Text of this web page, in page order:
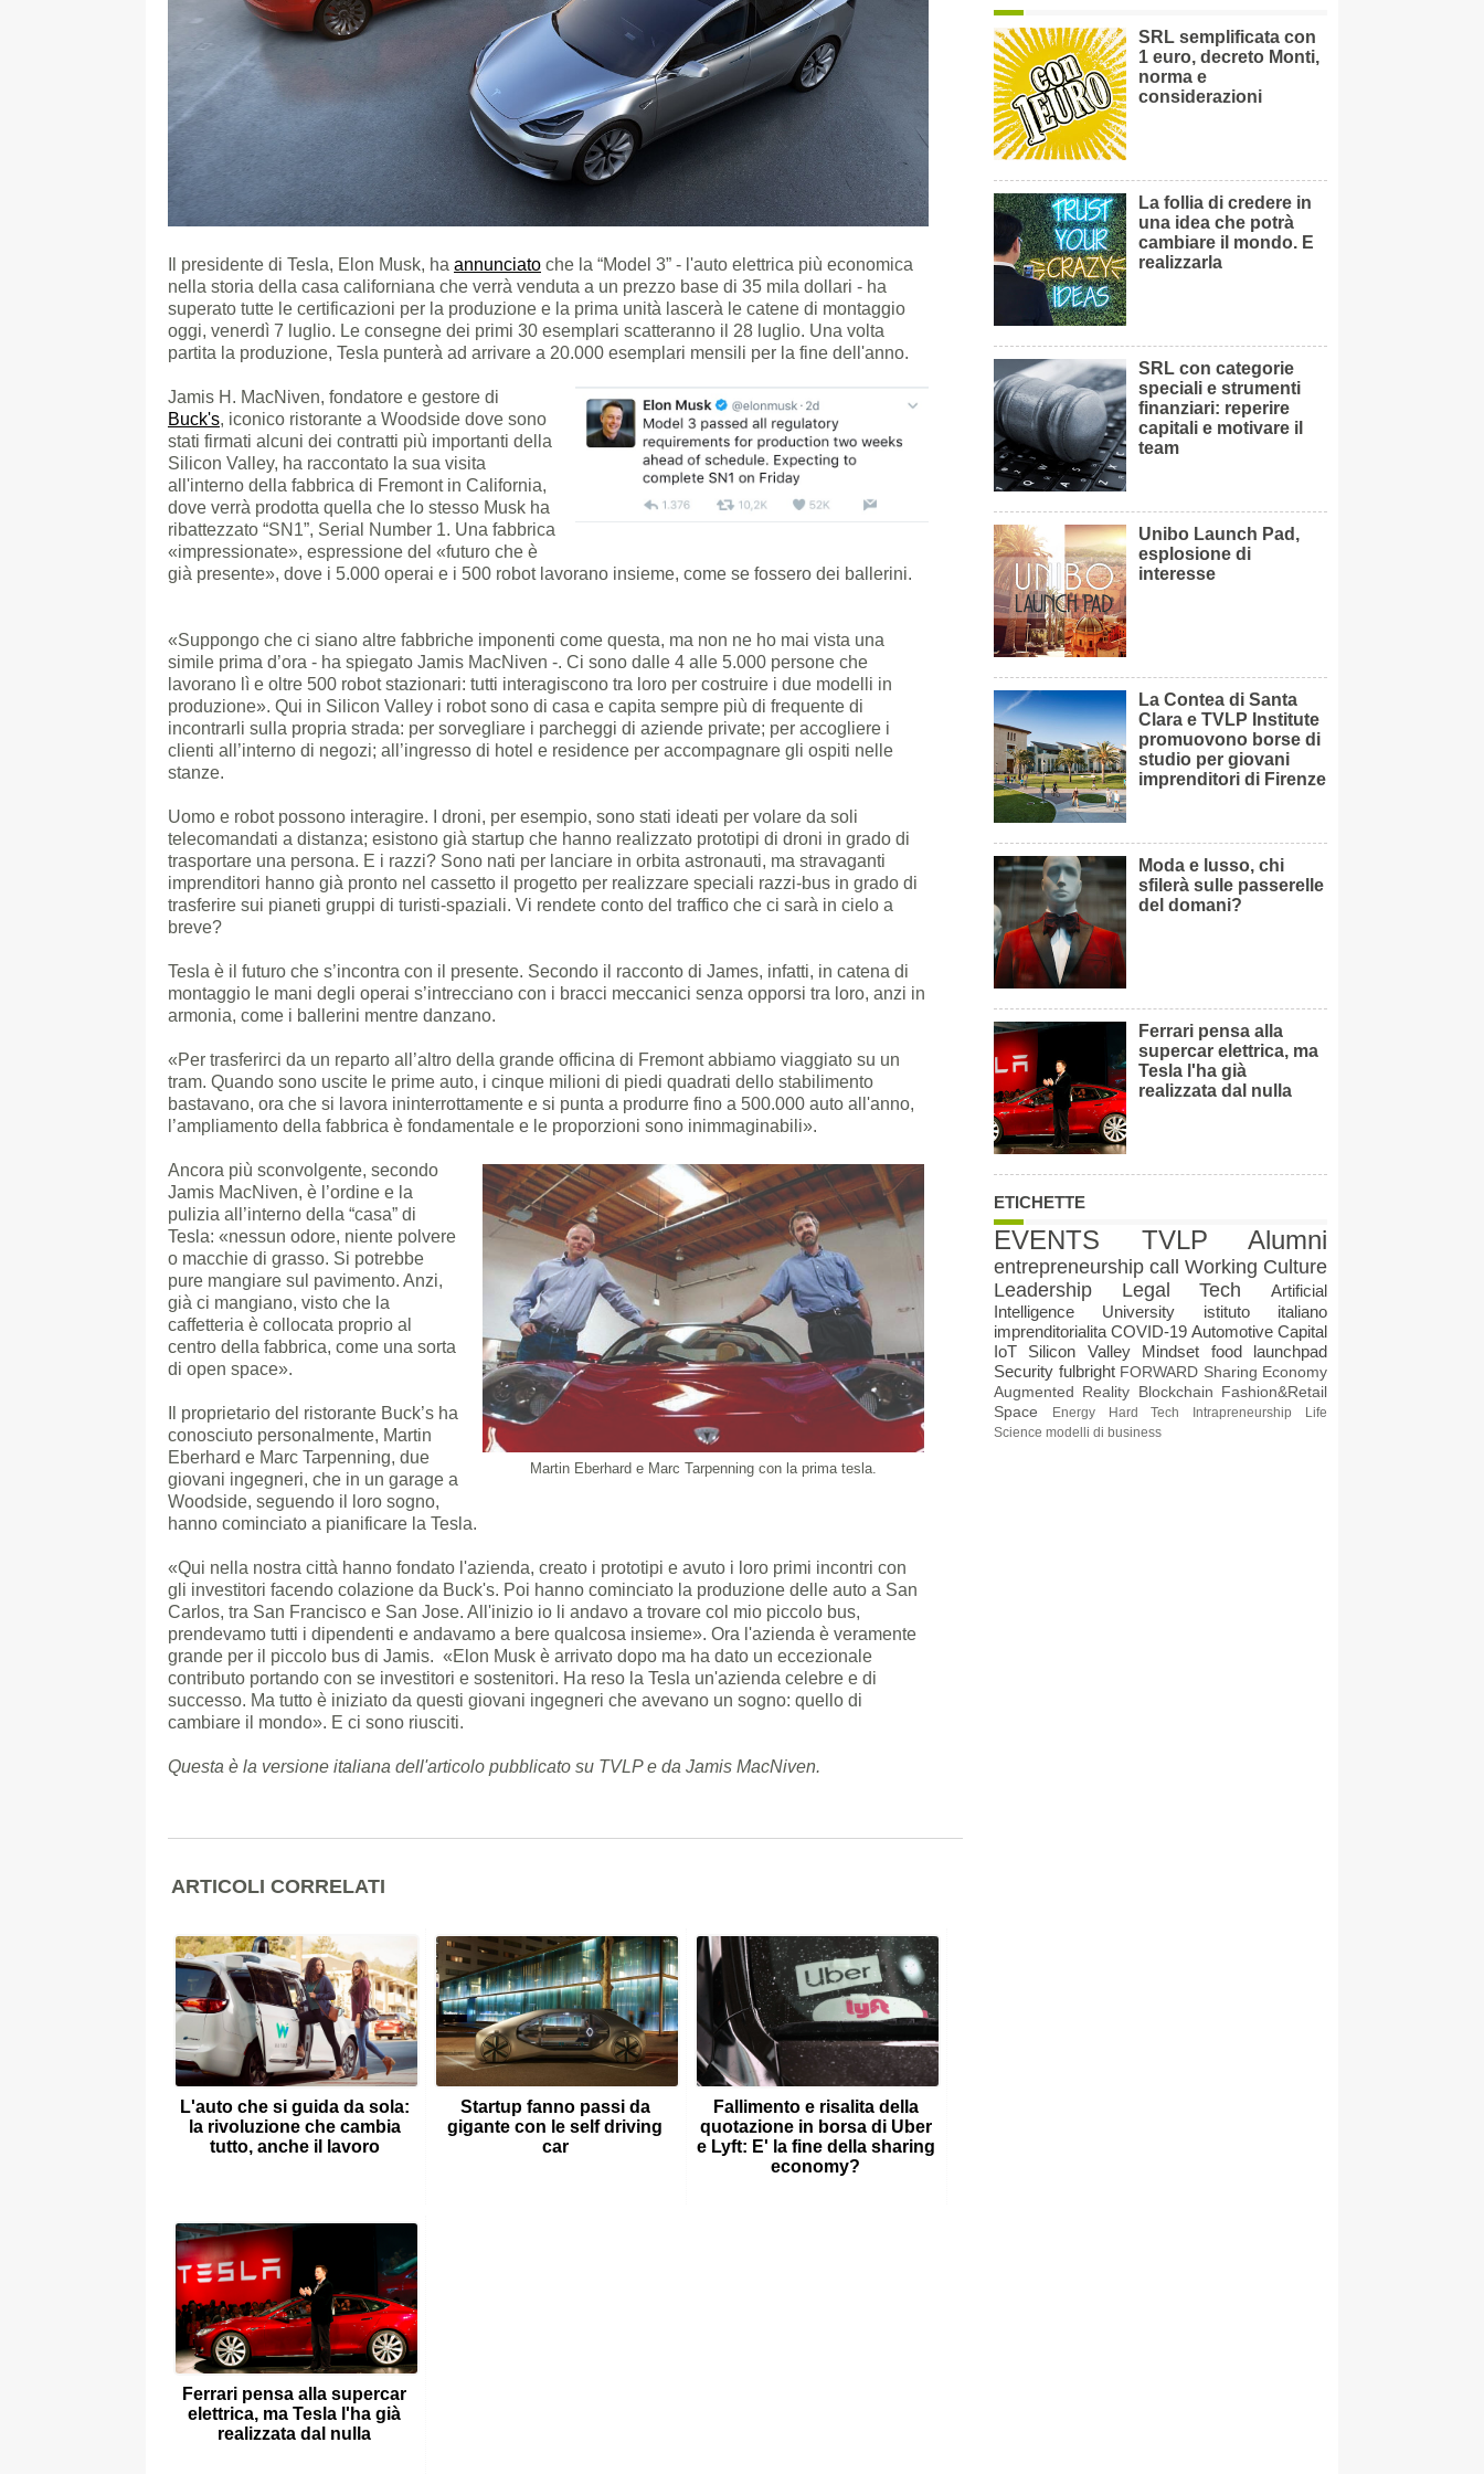
Il presidente di Tesla, Elon Musk, ha annunciato che la “Model 3” - l'auto elettrica più economica
nella storia della casa californiana che verrà venduta a un prezzo base di 35 mila dollari - ha
superato tutte le certificazioni per la produzione e la prima unità lascerà le catene di montaggio
oggi, venerdì 7 luglio. Le consegne dei primi 30 esemplari scatteranno il 28 luglio. Una volta
partita la produzione, Tesla punterà ad arrivare a 20.000 esemplari mensili per la fine dell'anno.
Jamis H. MacNiven, fondatore e gestore di
Buck's, iconico ristorante a Woodside dove sono
stati firmati alcuni dei contratti più importanti della
Silicon Valley, ha raccontato la sua visita
all'interno della fabbrica di Fremont in California,
dove verrà prodotta quella che lo stesso Musk ha
ribattezzato “SN1”, Serial Number 1. Una fabbrica
«impressionate», espressione del «futuro che è
già presente», dove i 5.000 operai e i 500 robot lavorano insieme, come se fossero dei ballerini.
«Suppongo che ci siano altre fabbriche imponenti come questa, ma non ne ho mai vista una
simile prima d’ora - ha spiegato Jamis MacNiven -. Ci sono dalle 4 alle 5.000 persone che
lavorano lì e oltre 500 robot stazionari: tutti interagiscono tra loro per costruire i due modelli in
produzione». Qui in Silicon Valley i robot sono di casa e capita sempre più di frequente di
incontrarli sulla propria strada: per sorvegliare i parcheggi di aziende private; per accogliere i
clienti all’interno di negozi; all’ingresso di hotel e residence per accompagnare gli ospiti nelle
stanze.
Uomo e robot possono interagire. I droni, per esempio, sono stati ideati per volare da soli
telecomandati a distanza; esistono già startup che hanno realizzato prototipi di droni in grado di
trasportare una persona. E i razzi? Sono nati per lanciare in orbita astronauti, ma stravaganti
imprenditori hanno già pronto nel cassetto il progetto per realizzare speciali razzi-bus in grado di
trasferire sui pianeti gruppi di turisti-spaziali. Vi rendete conto del traffico che ci sarà in cielo a
breve?
Tesla è il futuro che s’incontra con il presente. Secondo il racconto di James, infatti, in catena di
montaggio le mani degli operai s’intrecciano con i bracci meccanici senza opporsi tra loro, anzi in
armonia, come i ballerini mentre danzano.
«Per trasferirci da un reparto all’altro della grande officina di Fremont abbiamo viaggiato su un
tram. Quando sono uscite le prime auto, i cinque milioni di piedi quadrati dello stabilimento
bastavano, ora che si lavora ininterrottamente e si punta a produrre fino a 500.000 auto all'anno,
l’ampliamento della fabbrica è fondamentale e le proporzioni sono inimmaginabili».
Martin Eberhard e Marc Tarpenning con la prima tesla.
Ancora più sconvolgente, secondo
Jamis MacNiven, è l’ordine e la
pulizia all’interno della “casa” di
Tesla: «nessun odore, niente polvere
o macchie di grasso. Si potrebbe
pure mangiare sul pavimento. Anzi,
già ci mangiano, visto che la
caffetteria è collocata proprio al
centro della fabbrica, come una sorta
di open space».
Il proprietario del ristorante Buck’s ha
conosciuto personalmente, Martin
Eberhard e Marc Tarpenning, due
giovani ingegneri, che in un garage a
Woodside, seguendo il loro sogno,
hanno cominciato a pianificare la Tesla.
«Qui nella nostra città hanno fondato l'azienda, creato i prototipi e avuto i loro primi incontri con
gli investitori facendo colazione da Buck's. Poi hanno cominciato la produzione delle auto a San
Carlos, tra San Francisco e San Jose. All'inizio io li andavo a trovare col mio piccolo bus,
prendevamo tutti i dipendenti e andavamo a bere qualcosa insieme». Ora l'azienda è veramente
grande per il piccolo bus di Jamis. «Elon Musk è arrivato dopo ma ha dato un eccezionale
contributo portando con se investitori e sostenitori. Ha reso la Tesla un'azienda celebre e di
successo. Ma tutto è iniziato da questi giovani ingegneri che avevano un sogno: quello di
cambiare il mondo». E ci sono riusciti.
Questa è la versione italiana dell'articolo pubblicato su TVLP e da Jamis MacNiven.
ARTICOLI CORRELATI
L'auto che si guida da sola:
la rivoluzione che cambia
tutto, anche il lavoro
Startup fanno passi da
gigante con le self driving
car
Fallimento e risalita della
quotazione in borsa di Uber
e Lyft: E' la fine della sharing
economy?
Ferrari pensa alla supercar
elettrica, ma Tesla l'ha già
realizzata dal nulla
SRL semplificata con
1 euro, decreto Monti,
norma e
considerazioni
La follia di credere in
una idea che potrà
cambiare il mondo. E
realizzarla
SRL con categorie
speciali e strumenti
finanziari: reperire
capitali e motivare il
team
Unibo Launch Pad,
esplosione di
interesse
La Contea di Santa
Clara e TVLP Institute
promuovono borse di
studio per giovani
imprenditori di Firenze
Moda e lusso, chi
sfilerà sulle passerelle
del domani?
Ferrari pensa alla
supercar elettrica, ma
Tesla l'ha già
realizzata dal nulla
ETICHETTE
EVENTS TVLP Alumni
entrepreneurship call
Working Culture
Leadership
Legal Tech
Artificial
Intelligence
University
istituto italiano
imprenditorialita COVID-19 Automotive Capital
IoT
Silicon Valley Mindset food
launchpad
Security fulbright FORWARD Sharing Economy
Augmented Reality
Blockchain
Fashion&Retail
Space
Energy Hard Tech Intrapreneurship
Life
Science modelli di business